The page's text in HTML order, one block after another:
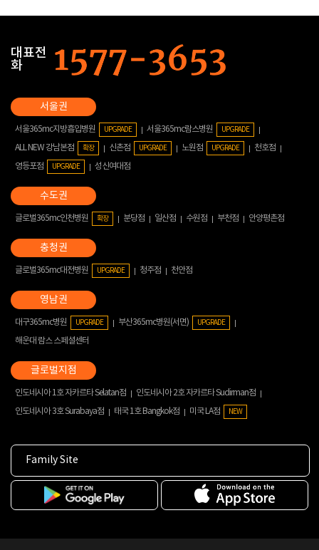
대표전
화
서울365mc지방흡입병원 UPGRADE 서울365mc람스병원 UPGRADE
ALL NEW 강남본점 확장 신촌점 UPGRADE 노원점 UPGRADE
천호점
영등포점
UPGRADE 성신여대점
글로벌365mc인천병원 확장 분당점 일산점 수원점 부천점 안양평촌점
글로벌365mc대전병원 UPGRADE 청주점 천안점
대구365mc병원 UPGRADE 부산365mc병원(서면) UPGRADE
해운대 람스 스페셜센터
인도네시아 1호 자카르타 Selatan점
인도네시아 2호 자카르타 Sudirman점
인도네시아 3호 Surabaya점
태국 1호 Bangkok점 미국 LA점 NEW
Family Site